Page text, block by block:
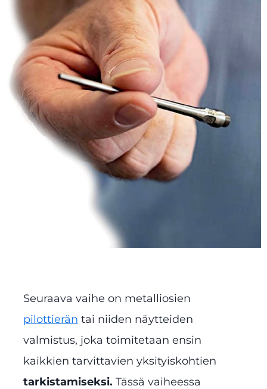
Seuraava vaihe on metalliosien
pilottierän tai niiden näytteiden
valmistus, joka toimitetaan ensin
kaikkien tarvittavien yksityiskohtien
tarkistamiseksi. Tässä vaiheessa